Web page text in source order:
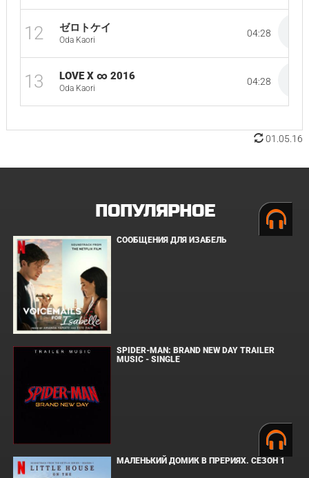
12 ゼロトケイ
Oda Kaori
04:28
13 LOVE X ∞ 2016
Oda Kaori
04:28
01.05.16
ПОПУЛЯРНОЕ
СООБЩЕНИЯ ДЛЯ ИЗАБЕЛЬ
SPIDER-MAN: BRAND NEW DAY TRAILER
MUSIC - SINGLE
МАЛЕНЬКИЙ ДОМИК В ПРЕРИЯХ. СЕЗОН 1